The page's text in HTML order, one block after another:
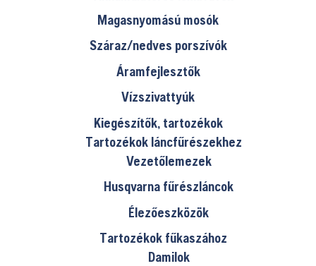
Magasnyomású mosók
Száraz/nedves porszívók
Áramfejlesztők
Vízszivattyúk
Kiegészítők, tartozékok
Tartozékok láncfűrészekhez
Vezetőlemezek
Husqvarna fűrészláncok
Élezőeszközök
Tartozékok fűkaszához
Damilok